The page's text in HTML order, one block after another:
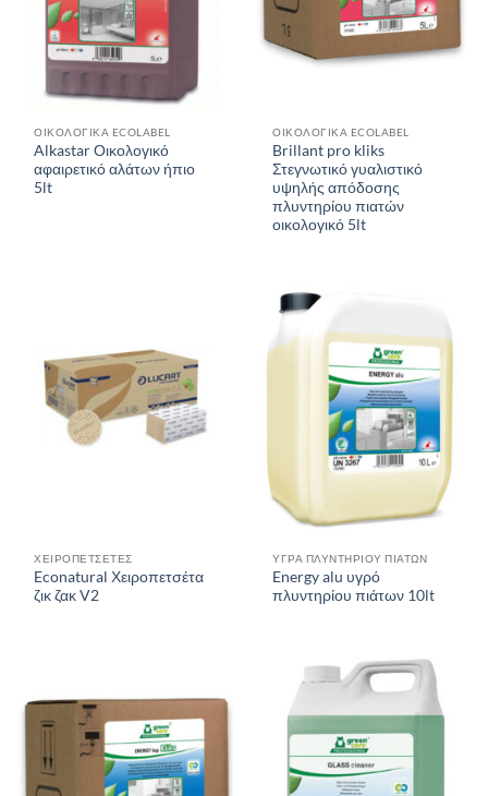
ΟΙΚΟΛΟΓΙΚΑ ECOLABEL
Alkastar Οικολογικό
αφαιρετικό αλάτων ήπιο
5lt
ΟΙΚΟΛΟΓΙΚΑ ECOLABEL
Brillant pro kliks
Στεγνωτικό γυαλιστικό
υψηλής απόδοσης
πλυντηρίου πιατών
οικολογικό 5lt
ΧΕΙΡΟΠΕΤΣΕΤΕΣ
Econatural Χειροπετσέτα
ζικ ζακ V2
ΥΓΡΑ ΠΛΥΝΤΗΡΙΟΥ ΠΙΑΤΩΝ
Energy alu υγρό
πλυντηρίου πιάτων 10lt